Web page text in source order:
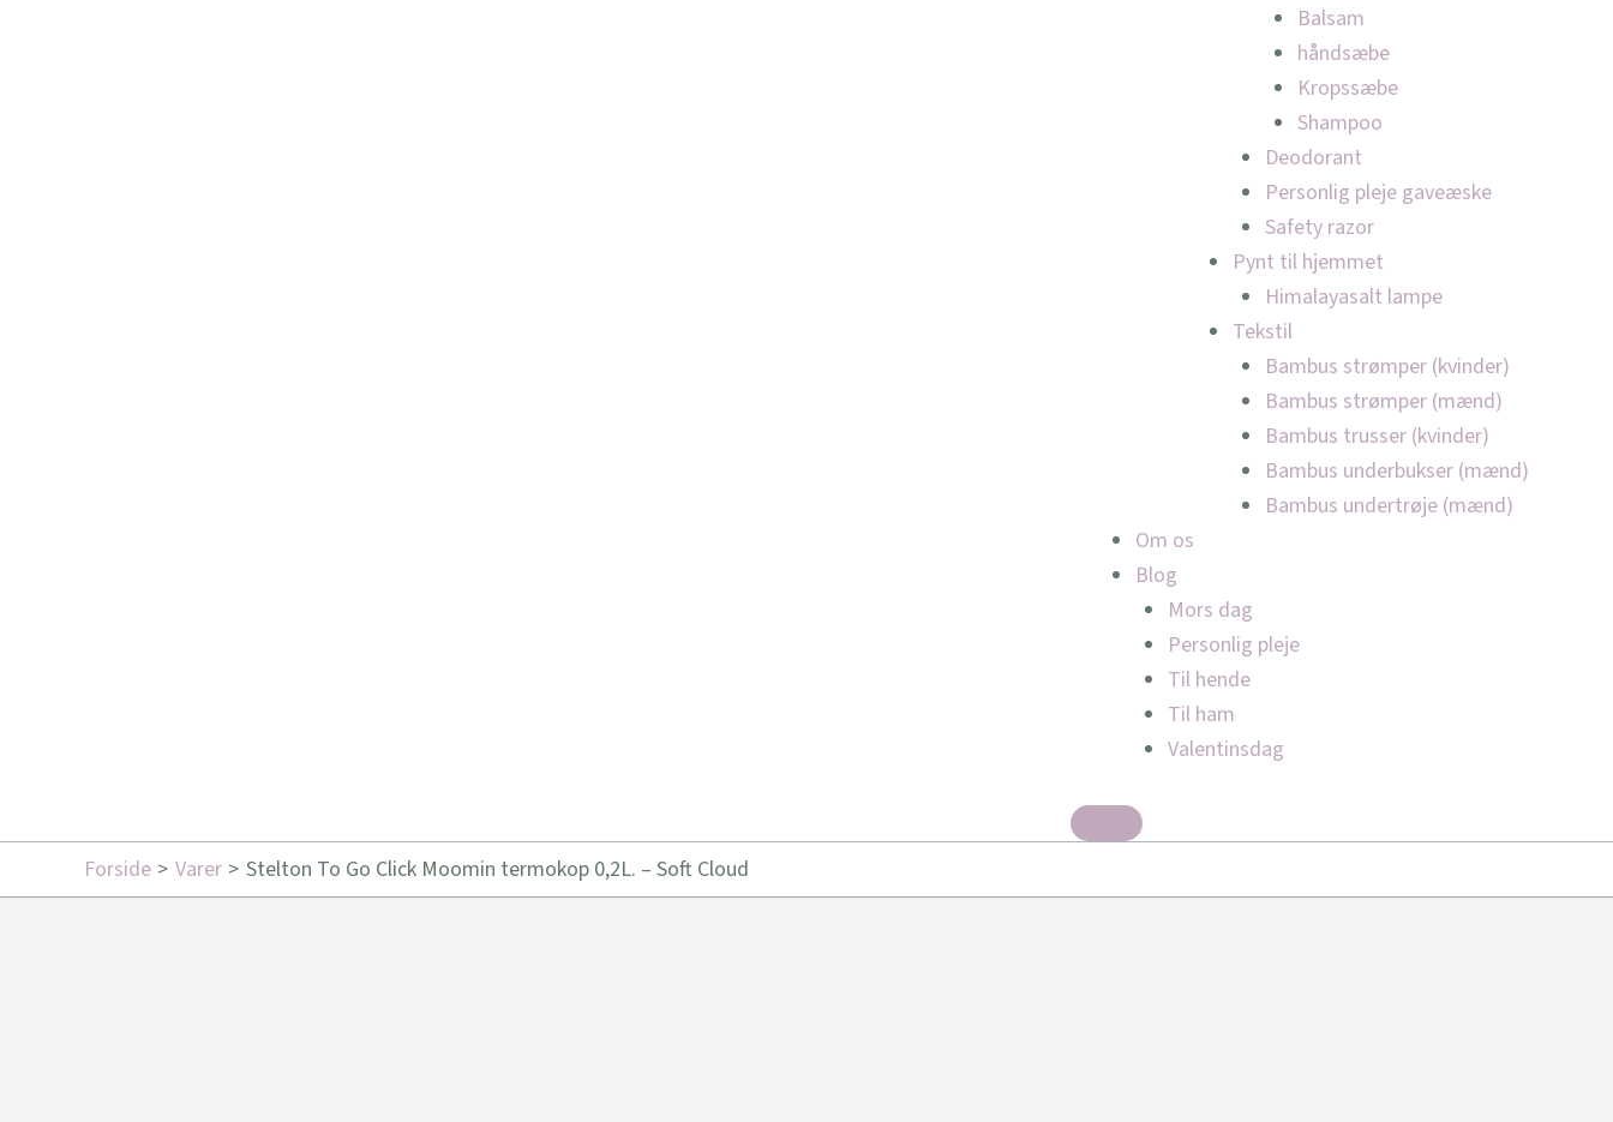
Balsam
håndsæbe
Kropssæbe
Shampoo
Deodorant
Personlig pleje gaveæske
Safety razor
Pynt til hjemmet
Himalayasalt lampe
Tekstil
Bambus strømper (kvinder)
Bambus strømper (mænd)
Bambus trusser (kvinder)
Bambus underbukser (mænd)
Bambus undertrøje (mænd)
Om os
Blog
Mors dag
Personlig pleje
Til hende
Til ham
Valentinsdag
Forside Varer Stelton To Go Click Moomin termokop 0,2L. – Soft Cloud